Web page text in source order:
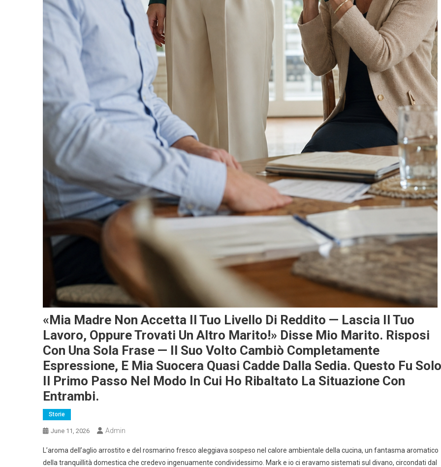
«Mia Madre Non Accetta Il Tuo Livello Di Reddito — Lascia Il Tuo
Lavoro, Oppure Trovati Un Altro Marito!» Disse Mio Marito. Risposi
Con Una Sola Frase — Il Suo Volto Cambiò Completamente
Espressione, E Mia Suocera Quasi Cadde Dalla Sedia. Questo Fu Solo
Il Primo Passo Nel Modo In Cui Ho Ribaltato La Situazione Con
Entrambi.
Storie
June 11, 2026 Admin
L’aroma dell’aglio arrostito e del rosmarino fresco aleggiava sospeso nel calore ambientale della cucina, un fantasma aromatico
della tranquillità domestica che credevo ingenuamente condividessimo. Mark e io ci eravamo sistemati sul divano, circondati dal